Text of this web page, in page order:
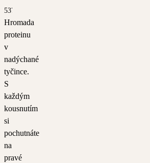
5370
Hromada
proteinu
v
nadýchané
tyčince.
S
každým
kousnutím
si
pochutnáte
na
pravé